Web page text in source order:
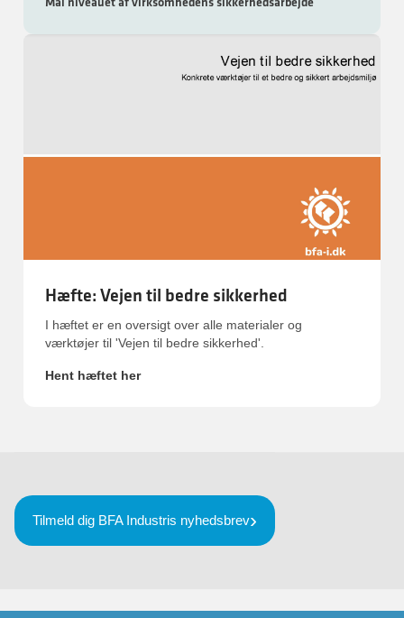
Hæfte: Vejen til bedre sikkerhed
I hæftet er en oversigt over alle materialer og
værktøjer til 'Vejen til bedre sikkerhed'.
Hent hæftet her
Tilmeld dig BFA Industris nyhedsbrev